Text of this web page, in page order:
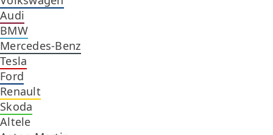
Audi
BMW
Mercedes-Benz
Tesla
Ford
Renault
Skoda
Altele